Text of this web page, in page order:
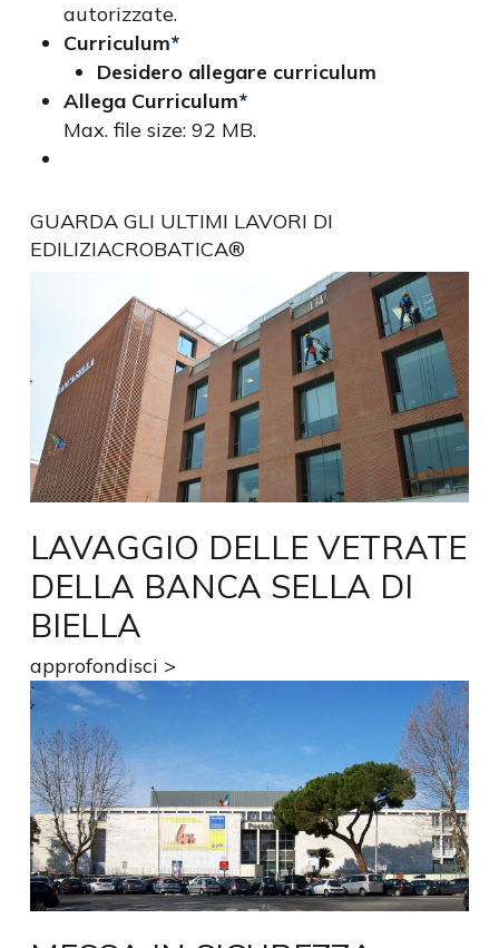
autorizzate.
Curriculum*
Desidero allegare curriculum
Allega Curriculum*
Max. file size: 92 MB.
GUARDA GLI ULTIMI LAVORI DI
EDILIZIACROBATICA®
LAVAGGIO DELLE VETRATE
DELLA BANCA SELLA DI
BIELLA
approfondisci >